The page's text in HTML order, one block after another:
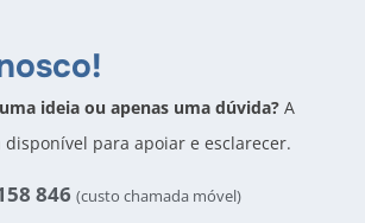
ideia ou apenas uma dúvida? A
disponível para apoiar e esclarecer.
846 (custo chamada móvel)